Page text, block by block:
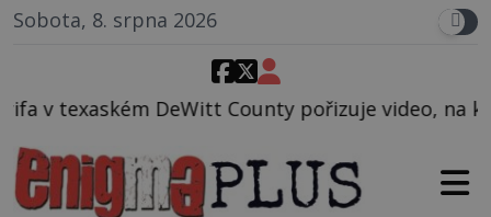
Sobota, 8. srpna 2026
pořizuje video, na kterém před jeho